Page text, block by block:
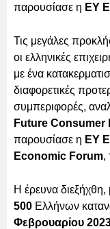
παρουσίασε η ΕΥ
Τις μεγάλες
οι ελληνικές
με ένα
διαφορετικές
συμπεριφορές,
Future Consumer
παρουσίασε η ΕΥ
Economic Forum,
Η έρευνα διεξήχθη,
500 Ελλήνων
Φεβρουαρίου